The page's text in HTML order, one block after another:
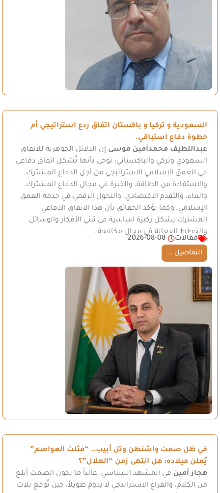
السعودية و تركيا و باكستان اتفاق ردع استراتيجي أم
خطوة دفاع استباقي.
عبداللطيف محمدأمين موسى إن الدلائل الجوهرية للاتفاق
السعودي وتركي والباكستاني؛ توحي بأنها تُشكل اتفاق دفاعي
في العمق الإسلامي الاستراتيجي من أجل الدفاع المشترك،
والاستفادة من الطاقة، والخبرة في مجال الدفاع المشترك،
والبناء، والتقدم الاقتصادي، والتحول الرقمي في خدمة العمق
الإسلامي، وكما تؤكد الحقائق بأن هذا الاتفاق الدفاعي
المشترك يشكل ركيزة اساسية في تبني الأفكار والوسائل
والخطط الفعالة في مجال مكافحة…
مقالات
2026-08-08
التفاصيل ...
في ظل صمت واشنطن وتل أبيب.. “مثلث العواصم”
يُعلن ميلاده: هل انتهى زمن “الهلال”؟
هجار أمين في المشهد السياسي، غالباً ما يكون الصمت أبلغ
من الكلام، والفراغ الاستراتيجي لا يدوم طويلاً، حين تُوقع ثلاث